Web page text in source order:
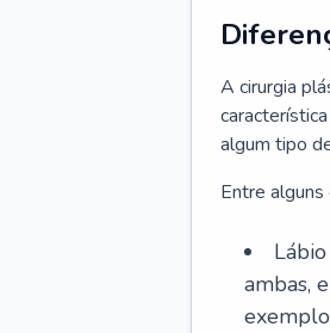
A cirurgia
algum tipo
Entre alguns
ambas,